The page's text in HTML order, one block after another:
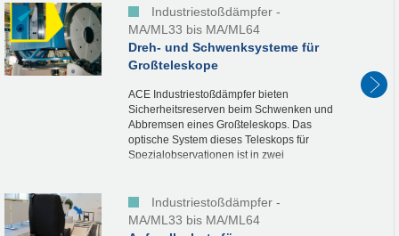
Industriestoßdämpfer -
MA/ML33 bis MA/ML64
Dreh- und Schwenksysteme für
Großteleskope
ACE Industriestoßdämpfer bieten
Sicherheitsreserven beim Schwenken und
Abbremsen eines Großteleskops. Das
optische System dieses Teleskops für
Spezialobservationen ist in zwei
Industriestoßdämpfer -
MA/ML33 bis MA/ML64